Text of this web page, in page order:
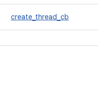
create_thread_cb